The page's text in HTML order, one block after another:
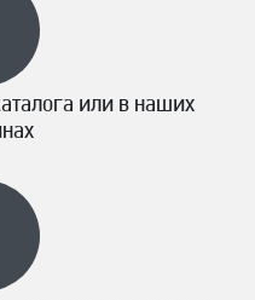
или в наших